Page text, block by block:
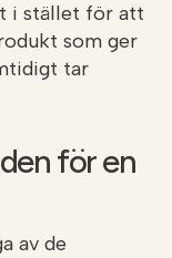
i stället för att
som ger
tar
för en
av de